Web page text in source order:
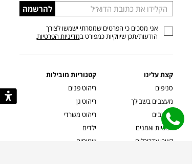
הכניסו
כתובת
דוא”ל
להרשמה
אני מסכים כי הפרטים שמסרתי ישמשו לצורך
הודעות/תכן שיווקיות כמפורט במדיניות הפרטיות.
קצת עלינו
סניפים
מעצבים בשבילך
מעצבים
אמניות ואמנים
קשרי אדריכלים
קטגוריות מובילות
ריהוט פנים
ריהוט גן
ריהוט משרדי
ילדים
שטיחים